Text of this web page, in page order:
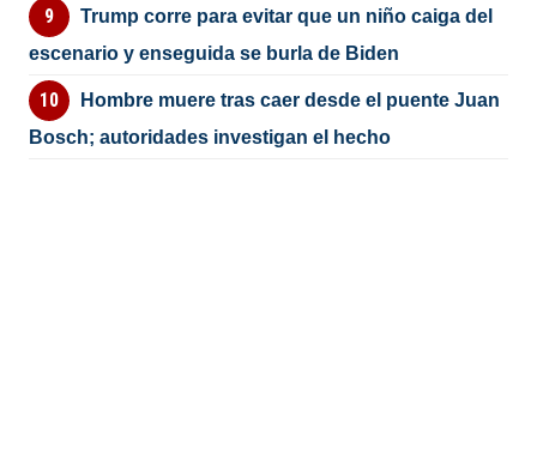
Trump corre para evitar que un niño caiga del
escenario y enseguida se burla de Biden
Hombre muere tras caer desde el puente Juan
Bosch; autoridades investigan el hecho